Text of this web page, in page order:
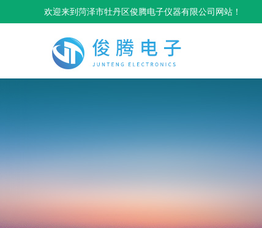
欢迎来到菏泽市牡丹区俊腾电子仪器有限公司网站！